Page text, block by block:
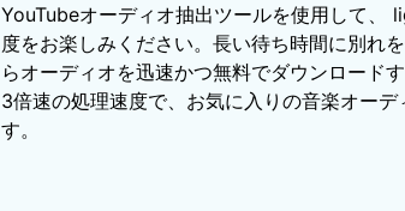
YouTubeオーディオ抽出ツールを使用して、
度をお楽しみください。長い待ち時間に別れ
らオーディオを迅速かつ無料でダウンロード
3倍速の処理速度で、お気に入りの音楽オー
す。